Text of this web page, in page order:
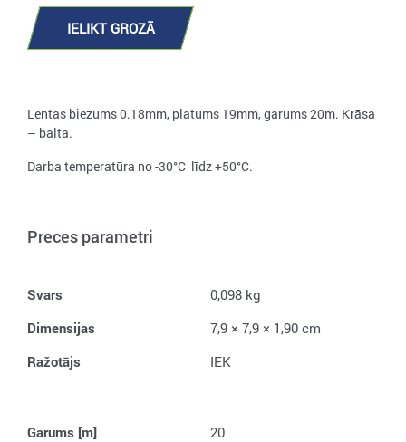
IELIKT GROZĀ
Lentas biezums 0.18mm, platums 19mm, garums 20m. Krāsa
– balta.
Darba temperatūra no -30°C līdz +50°C.
Preces parametri
Svars
0,098 kg
Dimensijas
7,9 × 7,9 × 1,90 cm
Ražotājs
IEK
Garums [m]
20